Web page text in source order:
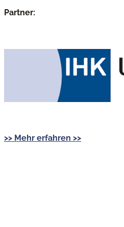
Partner:
>> Mehr erfahren >>